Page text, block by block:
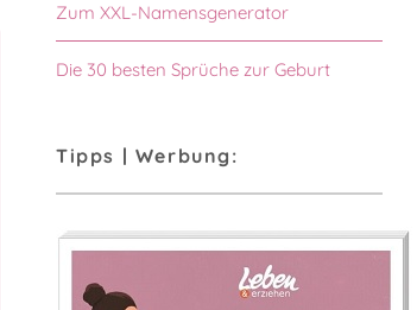
Zum XXL-Namensgenerator
Die 30 besten Sprüche zur Geburt
Tipps | Werbung: